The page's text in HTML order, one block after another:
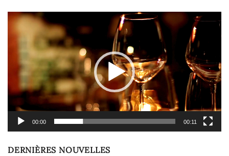
Lecteur
vidéo
00:00 00:11
DERNIÈRES NOUVELLES